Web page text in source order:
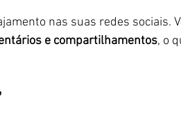
nas suas redes sociais.
e compartilhamentos, o